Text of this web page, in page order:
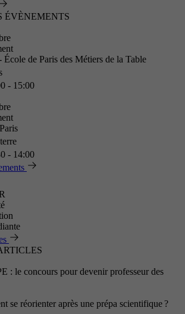
ÉVÈNEMENTS
de Paris des Métiers de la Table
- 15:00
- 14:00
: le concours pour devenir professeur des
se réorienter après une prépa scientifique ?